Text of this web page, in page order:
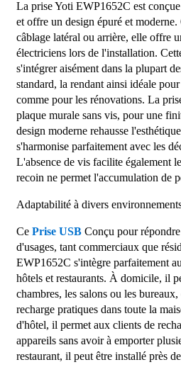
La prise Yoti EWP1652C est
et offre un design épuré et
câblage latéral ou arrière, elle offre
électriciens lors de l'installation.
s'intégrer aisément dans la plupart
standard, la rendant ainsi idéale
comme pour les rénovations. La
plaque murale sans vis, pour une
design moderne rehausse
s'harmonise parfaitement avec les
L'absence de vis facilite également
recoin ne permet l'accumulation de
Adaptabilité à divers
Ce Prise USBConçu pour
d'usages, tant commerciaux que
EWP1652C s'intègre parfaitement
hôtels et restaurants. À domicile, il
chambres, les salons ou les
recharge pratiques dans toute la
d'hôtel, il permet aux clients de
appareils sans avoir à emporter
restaurant, il peut être installé près